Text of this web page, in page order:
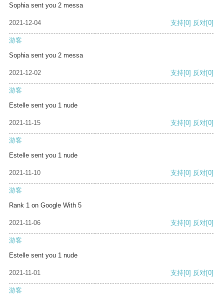
Sophia sent you 2 messa
2021-12-04 支持[0] 反对[0]
游客
Sophia sent you 2 messa
2021-12-02 支持[0] 反对[0]
游客
Estelle sent you 1 nude
2021-11-15 支持[0] 反对[0]
游客
Estelle sent you 1 nude
2021-11-10 支持[0] 反对[0]
游客
Rank 1 on Google With 5
2021-11-06 支持[0] 反对[0]
游客
Estelle sent you 1 nude
2021-11-01 支持[0] 反对[0]
游客